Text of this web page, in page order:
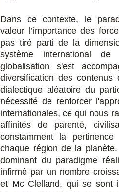
Dans ce contexte, le
valeur l’importance des
pas tiré parti de la
système international
globalisation s'est
diversification des
dialectique aléatoire du
nécessité de renforcer
internationales, ce qui nous
affinités de parenté,
constamment la
chaque région de la
dominant du paradigme
infirmé par un nombre
et Mc Clelland, qui se sont